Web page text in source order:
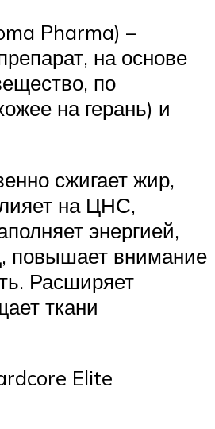
Pharma) –
на основе
по
на герань) и
сжигает жир,
на ЦНС,
энергией,
повышает внимание
Расширяет
ткани
Elite